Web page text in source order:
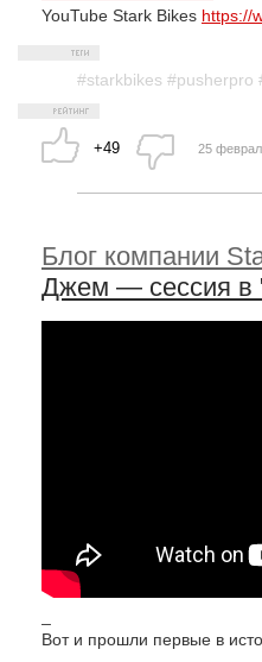
YouTube Stark Bikes https://
#starkbikes​ #pusherpro​
+49 25
Блог компании
Джем — сессия в
Вот и прошли первые в